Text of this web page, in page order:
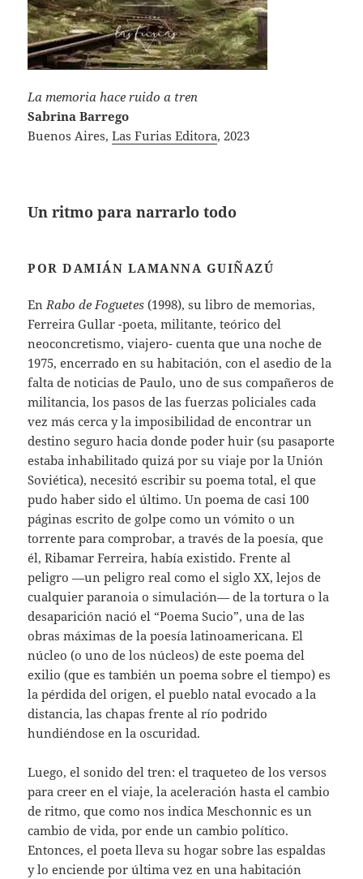
La memoria hace ruido a tren
Sabrina Barrego
Buenos Aires,Las Furias Editora, 2023
Un ritmo para narrarlo todo
POR DAMIÁN LAMANNA GUIÑAZÚ
EnRabo de Foguetes (1998), su libro de memorias,
Ferreira Gullar -poeta, militante, teórico del
neoconcretismo, viajero- cuenta que una noche de
1975, encerrado en su habitación, con el asedio de la
falta de noticias de Paulo, uno de sus compañeros de
militancia, los pasos de las fuerzas policiales cada
vez más cerca y la imposibilidad de encontrar un
destino seguro hacia donde poder huir (su pasaporte
estaba inhabilitado quizá por su viaje por la Unión
Soviética), necesitó escribir su poema total, el que
pudo haber sido el último. Un poema de casi 100
páginas escrito de golpe como un vómito o un
torrente para comprobar, a través de la poesía, que
él, Ribamar Ferreira, había existido. Frente al
peligro —un peligro real como el siglo XX, lejos de
cualquier paranoia o simulación— de la tortura o la
desaparición nació el “Poema Sucio”, una de las
obras máximas de la poesía latinoamericana. El
núcleo (o uno de los núcleos) de este poema del
exilio (que es también un poema sobre el tiempo) es
la pérdida del origen, el pueblo natal evocado a la
distancia, las chapas frente al río podrido
hundiéndose en la oscuridad.
Luego, el sonido del tren: el traqueteo de los versos
para creer en el viaje, la aceleración hasta el cambio
de ritmo, que como nos indica Meschonnic es un
cambio de vida, por ende un cambio político.
Entonces, el poeta lleva su hogar sobre las espaldas
y lo enciende por última vez en una habitación